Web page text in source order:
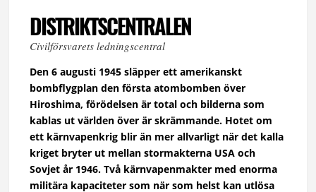
DISTRIKTSCENTRALEN
Civilförsvarets ledningscentral
Den 6 augusti 1945 släpper ett amerikanskt
bombflygplan den första atombomben över
Hiroshima, förödelsen är total och bilderna som
kablas ut världen över är skrämmande. Hotet om
ett kärnvapenkrig blir än mer allvarligt när det kalla
kriget bryter ut mellan stormakterna USA och
Sovjet år 1946. Två kärnvapenmakter med enorma
militära kapaciteter som när som helst kan utlösa